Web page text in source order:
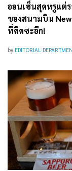
ออนเซ็นสุดหรูแต่
ของสนามบิน
ที่คิดซะอีก!
by EDITORIAL